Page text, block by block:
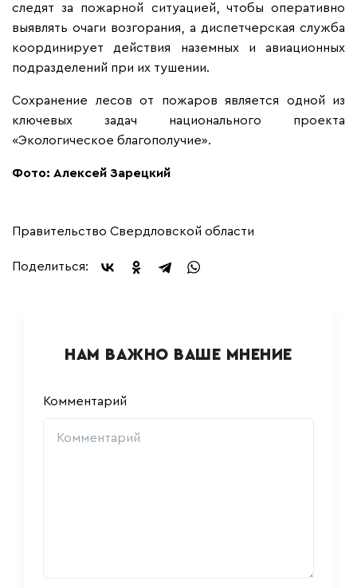
следят за пожарной ситуацией, чтобы оперативно
выявлять очаги возгорания, а диспетчерская служба
координирует действия наземных и авиационных
подразделений при их тушении.
Сохранение лесов от пожаров является одной из
ключевых задач национального проекта
«Экологическое благополучие».
Фото: Алексей Зарецкий
Правительство Свердловской области
Поделиться:
НАМ ВАЖНО ВАШЕ МНЕНИЕ
Комментарий